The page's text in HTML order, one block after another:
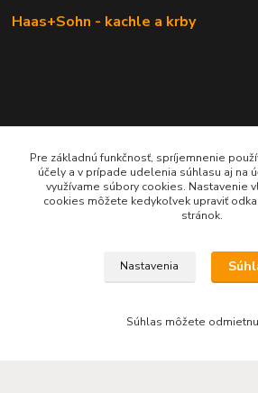
Haas+Sohn - kachle a krby
KRBOVÉ - KACHLE - KRBY.SK
Pre základnú funkčnosť, spríjemnenie
účely a v prípade udelenia súhlasu aj na
využívame súbory cookies. Nastavenie
cookies môžete kedykoľvek upraviť
stránok.
Nastavenia
Súhlas môžete